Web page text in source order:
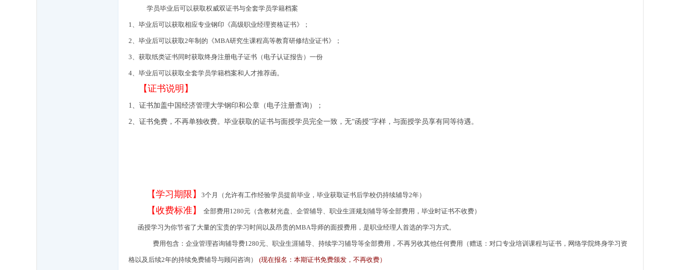
学员毕业后可以获取权威双证书与全套学员学籍档案
1、毕业后可以获取相应专业钢印《高级职业经理资格证书》；
2、毕业后可以获取2年制的《MBA研究生课程高等教育研修结业证书》；
3、获取纸类证书同时获取终身注册电子证书（电子认证报告）一份
4、毕业后可以获取全套学员学籍档案和人才推荐函。
【证书说明】
1、证书加盖中国经济管理大学钢印和公章（电子注册查询）；
2、证书免费，不再单独收费。毕业获取的证书与面授学员完全一致，无“函授”字样，与面授学员享有同等待遇。
【学习期限】 3个月（允许有工作经验学员提前毕业，毕业获取证书后学校仍持续辅导2年）
【收费标准】 全部费用1280元（含教材光盘、企管辅导、职业生涯规划辅导等全部费用，毕业时证书不收费）
函授学习为你节省了大量的宝贵的学习时间以及昂贵的MBA导师的面授费用，是职业经理人首选的学习方式。
费用包含：企业管理咨询辅导费1280元、职业生涯辅导、持续学习辅导等全部费用，不再另收其他任何费用（赠送：对口专业培训课程与证书，网络学院终身学习资
格以及后续2年的持续免费辅导与顾问咨询） (现在报名：本期证书免费颁发，不再收费）